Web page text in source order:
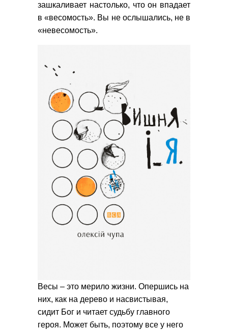
зашкаливает настолько, что он впадает
в «весомость». Вы не ослышались, не в
«невесомость».
Весы – это мерило жизни. Опершись на
них, как на дерево и насвистывая,
сидит Бог и читает судьбу главного
героя. Может быть, поэтому все у него